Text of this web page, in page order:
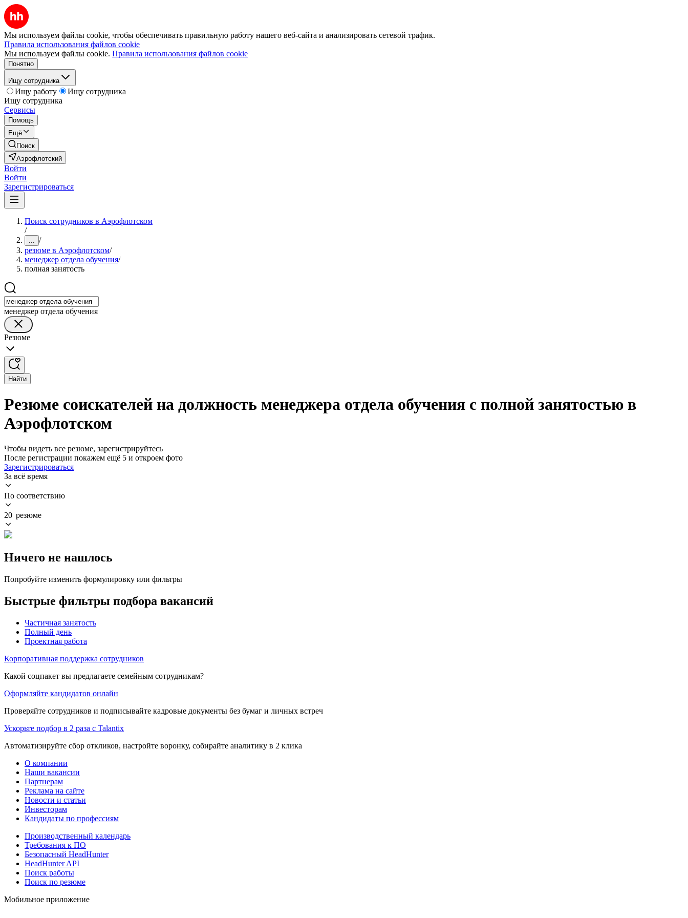
Мы используем файлы cookie, чтобы обеспечивать правильную работу нашего веб-сайта и анализировать сетевой трафик.
Правила использования файлов cookie
Мы используем файлы cookie. Правила использования файлов cookie
Понятно
Ищу сотрудника
Ищу работу
Ищу сотрудника
Ищу сотрудника
Сервисы
Помощь
Ещё
Поиск
Аэрофлотский
Войти
Войти
Зарегистрироваться
Поиск сотрудников в Аэрофлотском
/
... /
резюме в Аэрофлотском/
менеджер отдела обучения/
полная занятость
менеджер отдела обучения
Резюме
Найти
Резюме соискателей на должность менеджера отдела обучения с полной занятостью в
Аэрофлотском
Чтобы видеть все резюме, зарегистрируйтесь
После регистрации покажем ещё 5 и откроем фото
Зарегистрироваться
За всё время
По соответствию
20 резюме
Ничего не нашлось
Попробуйте изменить формулировку или фильтры
Быстрые фильтры подбора вакансий
Частичная занятость
Полный день
Проектная работа
Корпоративная поддержка сотрудников
Какой соцпакет вы предлагаете семейным сотрудникам?
Оформляйте кандидатов онлайн
Проверяйте сотрудников и подписывайте кадровые документы без бумаг и личных встреч
Ускорьте подбор в 2 раза с Talantix
Автоматизируйте сбор откликов, настройте воронку, собирайте аналитику в 2 клика
О компании
Наши вакансии
Партнерам
Реклама на сайте
Новости и статьи
Инвесторам
Кандидаты по профессиям
Производственный календарь
Требования к ПО
Безопасный HeadHunter
HeadHunter API
Поиск работы
Поиск по резюме
Мобильное приложение